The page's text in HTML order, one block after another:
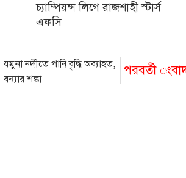
চ্যাম্পিয়ন্স লিগে রাজশাহী স্টার্স
এফসি
পরবর্তী
যমুনা নদীতে পানি বৃদ্ধি অব্যাহত,
বন্যার শঙ্কা